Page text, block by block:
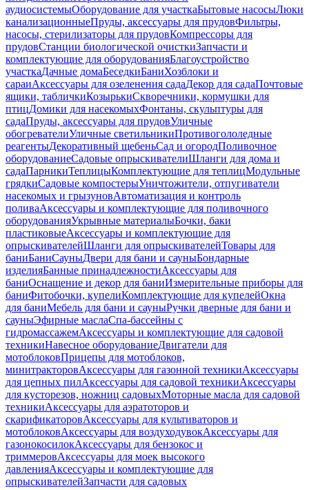
аудиосистемыОборудование для участкаБытовые насосыЛюки
канализационныеПруды, аксессуары для прудовФильтры,
насосы, стерилизаторы для прудовКомпрессоры для
прудовСтанции биологической очисткиЗапчасти и
комплектующие для оборудованияБлагоустройство
участкаДачные домаБеседкиБаниХозблоки и
сараиАксессуары для озеленения садаДекор для садаПочтовые
ящики, табличкиКозырькиСкворечники, кормушки для
птицДомики для насекомыхФонтаны, скульптуры для
садаПруды, аксессуары для прудовУличные
обогревателиУличные светильникиПротивогололедные
реагентыДекоративный щебеньСад и огородПоливочное
оборудованиеСадовые опрыскивателиШланги для дома и
садаПарникиТеплицыКомплектующие для теплицМодульные
грядкиСадовые компостерыУничтожители, отпугиватели
насекомых и грызуновАвтоматизация и контроль
поливаАксессуары и комплектующие для поливочного
оборудованияУкрывные материалыБочки, баки
пластиковыеАксессуары и комплектующие для
опрыскивателейШланги для опрыскивателейТовары для
баниБаниСауныДвери для бани и сауныБондарные
изделияБанные принадлежностиАксессуары для
баниОснащение и декор для баниИзмерительные приборы для
баниФитобочки, купелиКомплектующие для купелейОкна
для баниМебель для бани и сауныРучки дверные для бани и
сауныЭфирные маслаСпа-бассейны с
гидромассажемАксессуары и комплектующие для садовой
техникиНавесное оборудованиеДвигатели для
мотоблоковПрицепы для мотоблоков,
минитракторовАксессуары для газонной техникиАксессуары
для цепных пилАксессуары для садовой техникиАксессуары
для кусторезов, ножниц садовыхМоторные масла для садовой
техникиАксессуары для аэратоторов и
скарификаторовАксессуары для культиваторов и
мотоблоковАксессуары для воздуходувокАксессуары для
газонокосилокАксессуары для бензокос и
триммеровАксессуары для моек высокого
давленияАксессуары и комплектующие для
опрыскивателейЗапчасти для садовых